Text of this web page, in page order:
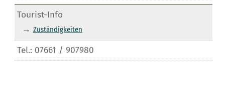
Tourist-Info
→ Zuständigkeiten
Tel.: 07661 / 907980